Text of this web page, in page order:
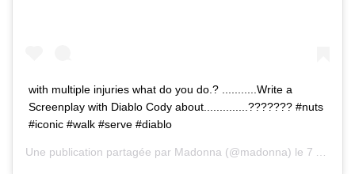
with multiple injuries what do you do.? ...........Write a
Screenplay with Diablo Cody about..............??????? #nuts
#iconic #walk #serve #diablo
Une publication partagée par Madonna (@madonna) le 7 Août 2020 à 6 :39 PDT